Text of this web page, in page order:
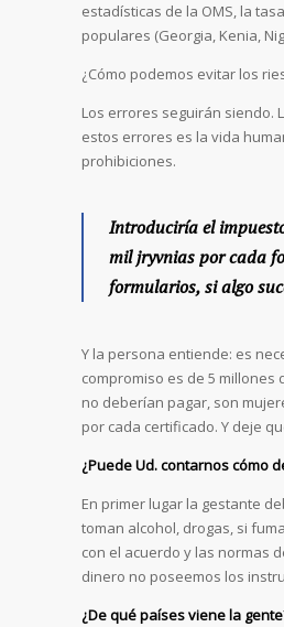
estadísticas de la OMS, la
populares (Georgia, Kenia,
¿Cómo podemos evitar los
Los errores seguirán siendo.
estos errores es la vida
prohibiciones.
Introduciría el
mil jryvnias por cada
formularios, si algo
Y la persona entiende: es
compromiso es de 5
no deberían pagar, son
por cada certificado. Y deje
¿Puede Ud. contarnos cómo
En primer lugar la gestante
toman alcohol, drogas, si
con el acuerdo y las normas
dinero no poseemos los
¿De qué países viene la